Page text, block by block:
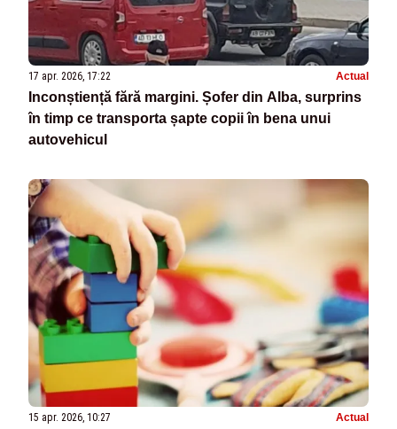
17 apr. 2026, 17:22 Actual
Inconștiență fără margini. Șofer din Alba, surprins
în timp ce transporta șapte copii în bena unui
autovehicul
15 apr. 2026, 10:27 Actual